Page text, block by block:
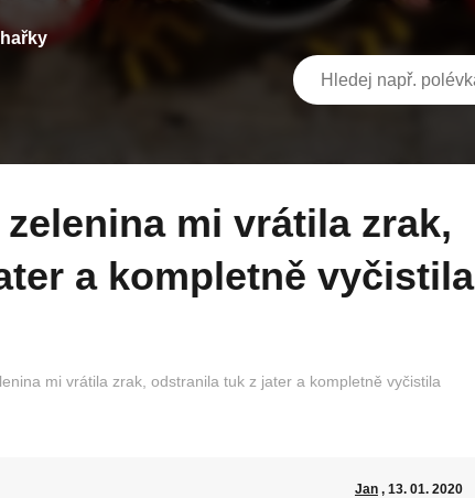
a kompletně vyčistila
mi vrátila zrak, odstranila tuk z jater a kompletně vyčistila
Jan, 13. 01. 2020